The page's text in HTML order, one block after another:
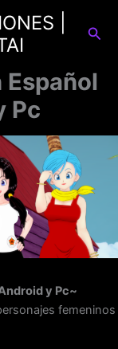
|
Español
Pc
y Pc~
femeninos